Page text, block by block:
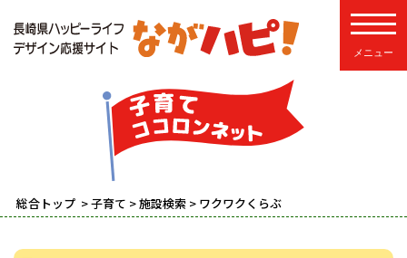
総合トップ >子育て >施設検索 > ワクワクくらぶ